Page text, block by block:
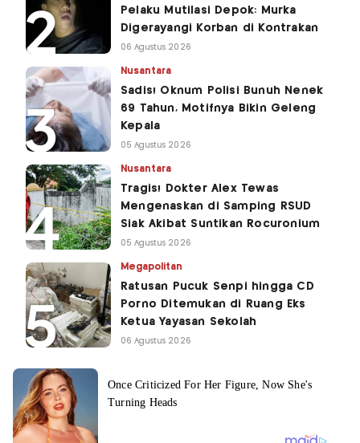
Pelaku Mutilasi Depok: Murka
Digerayangi Korban di Kontrakan
06 Agustus 2026
Nusantara
Sadis! Oknum Polisi Bunuh Nenek
69 Tahun, Motifnya Bikin Geleng
Kepala
05 Agustus 2026
Nusantara
Tragis! Dokter Alex Tewas
Mengenaskan di Samping RSUD
Siak Akibat Suntikan Rocuronium
05 Agustus 2026
Megapolitan
Ratusan Pucuk Senpi hingga CD
Porno Ditemukan di Ruang Eks
Ketua Yayasan Sekolah
06 Agustus 2026